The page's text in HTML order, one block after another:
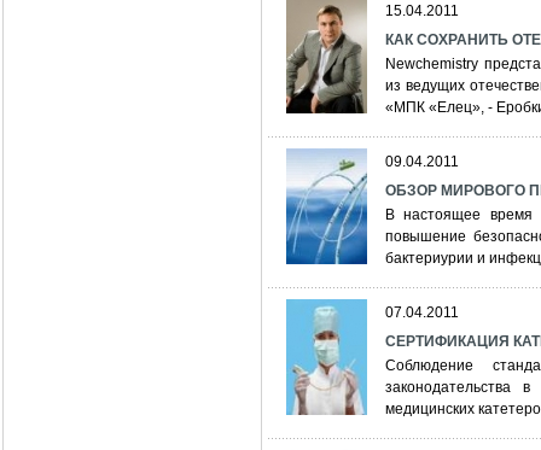
15.04.2011
КАК СОХРАНИТЬ
Newchemistry
из ведущих
«МПК «Елец», -
09.04.2011
ОБЗОР МИРОВОГО
В настоящее время
повышение
бактериурии и
07.04.2011
СЕРТИФИКАЦИЯ
Соблюдение
законодательства
медицинских